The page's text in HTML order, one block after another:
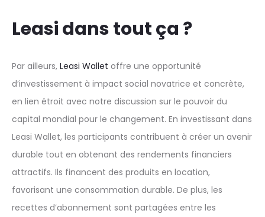
Leasi dans tout ça ?
Par ailleurs, Leasi Wallet offre une opportunité
d’investissement à impact social novatrice et concrète,
en lien étroit avec notre discussion sur le pouvoir du
capital mondial pour le changement. En investissant dans
Leasi Wallet, les participants contribuent à créer un avenir
durable tout en obtenant des rendements financiers
attractifs. Ils financent des produits en location,
favorisant une consommation durable. De plus, les
recettes d’abonnement sont partagées entre les